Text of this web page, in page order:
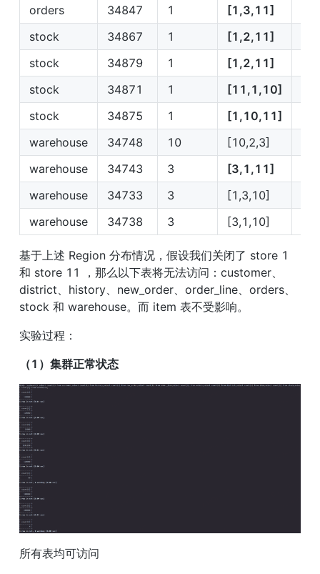
orders 34847 1 [1,3,11]
stock
34867 1 [1,2,11]
stock
34879 1 [1,2,11]
stock
34871 1 [11,1,10]
stock
34875 1 [1,10,11]
warehouse
34748 10 [10,2,3]
warehouse
34743 3 [3,1,11]
warehouse
34733 3 [1,3,10]
warehouse
34738 3 [3,1,10]
基于上述 Region 分布情况，假设我们关闭了 store 1
和 store 11 ，那么以下表将无法访问：customer、
district、history、new_order、order_line、orders、
stock 和 warehouse。而 item 表不受影响。
实验过程：
（1）集群正常状态
所有表均可访问